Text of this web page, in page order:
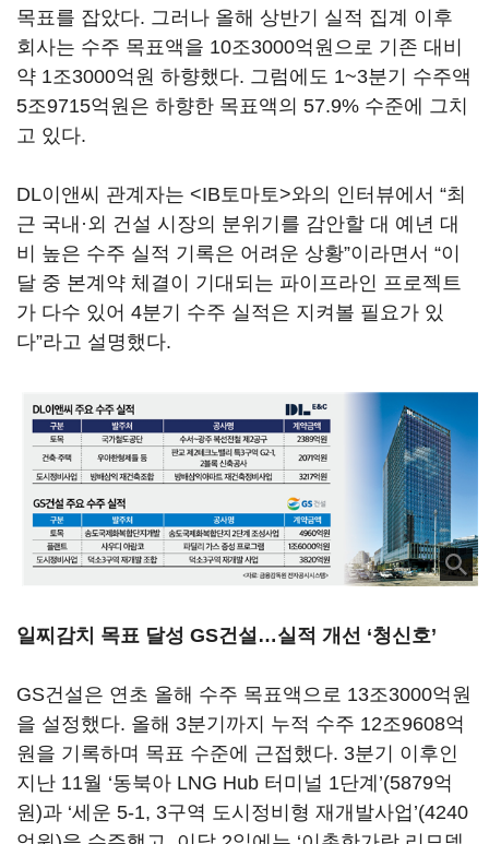
목표를 잡았다. 그러나 올해 상반기 실적 집계 이후
회사는 수주 목표액을 10조3000억원으로 기존 대비
약 1조3000억원 하향했다. 그럼에도 1~3분기 수주액
5조9715억원은 하향한 목표액의 57.9% 수준에 그치
고 있다.
DL이앤씨 관계자는 <IB토마토>와의 인터뷰에서 “최
근 국내·외 건설 시장의 분위기를 감안할 대 예년 대
비 높은 수주 실적 기록은 어려운 상황”이라면서 “이
달 중 본계약 체결이 기대되는 파이프라인 프로젝트
가 다수 있어 4분기 수주 실적은 지켜볼 필요가 있
다”라고 설명했다.
일찌감치 목표 달성 GS건설…실적 개선 ‘청신호’
GS건설은 연초 올해 수주 목표액으로 13조3000억원
을 설정했다. 올해 3분기까지 누적 수주 12조9608억
원을 기록하며 목표 수준에 근접했다. 3분기 이후인
지난 11월 ‘동북아 LNG Hub 터미널 1단계’(5879억
원)과 ‘세운 5-1, 3구역 도시정비형 재개발사업’(4240